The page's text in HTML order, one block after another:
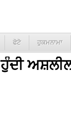
ਫੋਟੋ ਹੁਕਮਨਾਮਾ